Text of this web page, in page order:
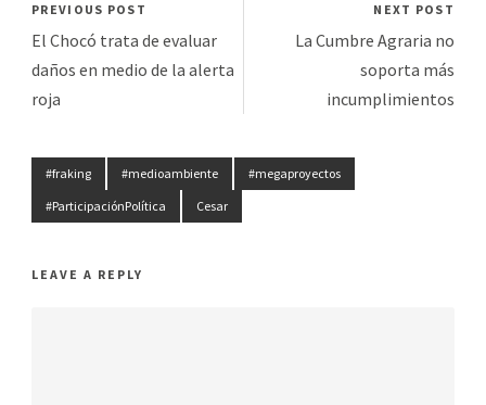
PREVIOUS POST
El Chocó trata de evaluar
daños en medio de la alerta
roja
NEXT POST
La Cumbre Agraria no
soporta más
incumplimientos
#fraking #medioambiente
#megaproyectos
#ParticipaciónPolítica
Cesar
LEAVE A REPLY